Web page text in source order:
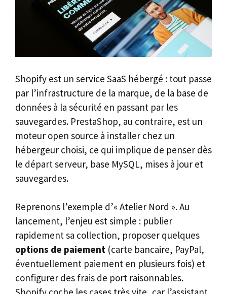
Shopify est un service SaaS hébergé : tout passe
par l’infrastructure de la marque, de la base de
données à la sécurité en passant par les
sauvegardes. PrestaShop, au contraire, est un
moteur open source à installer chez un
hébergeur choisi, ce qui implique de penser dès
le départ serveur, base MySQL, mises à jour et
sauvegardes.
Reprenons l’exemple d’« Atelier Nord ». Au
lancement, l’enjeu est simple : publier
rapidement sa collection, proposer quelques
options de paiement (carte bancaire, PayPal,
éventuellement paiement en plusieurs fois) et
configurer des frais de port raisonnables.